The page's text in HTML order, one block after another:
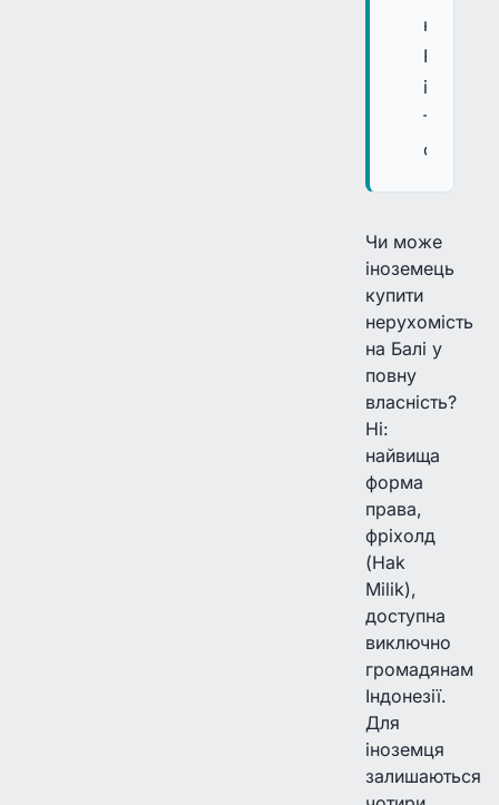
компанії
PMA
і
термінів
оренди.
Чи може
іноземець
купити
нерухомість
на Балі у
повну
власність?
Ні:
найвища
форма
права,
фріхолд
(Hak
Milik),
доступна
виключно
громадянам
Індонезії.
Для
іноземця
залишаються